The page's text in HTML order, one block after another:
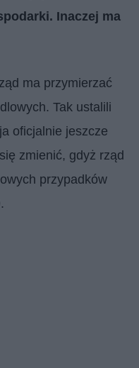
Inaczej ma
ma przymierzać
Tak ustalili
oficjalnie jeszcze
zmienić, gdyż rząd
przypadków